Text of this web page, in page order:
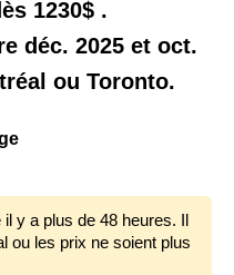
1230$ .
déc. 2025 et oct.
ou Toronto.
y a plus de 48 heures. Il
ou les prix ne soient plus